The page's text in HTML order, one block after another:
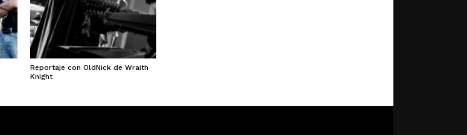
Reportaje con OldNick de Wraith
Knight